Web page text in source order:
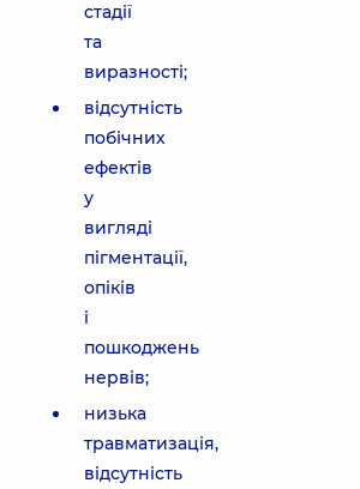
стадії
та
виразності;
відсутність
побічних
ефектів
у
вигляді
пігментації,
опіків
і
пошкоджень
нервів;
низька
травматизація,
відсутність